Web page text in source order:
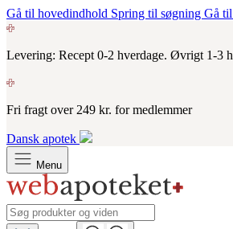
Gå til hovedindhold Spring til søgning Gå
Levering: Recept 0-2 hverdage. Øvrigt 1-3
Fri fragt over 249 kr. for medlemmer
Dansk apotek
Menu